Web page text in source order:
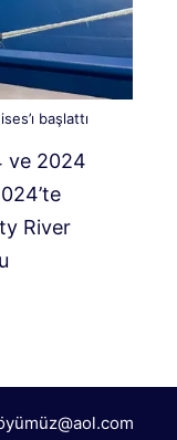
başlattı
ve 2024
River
z@aol.com